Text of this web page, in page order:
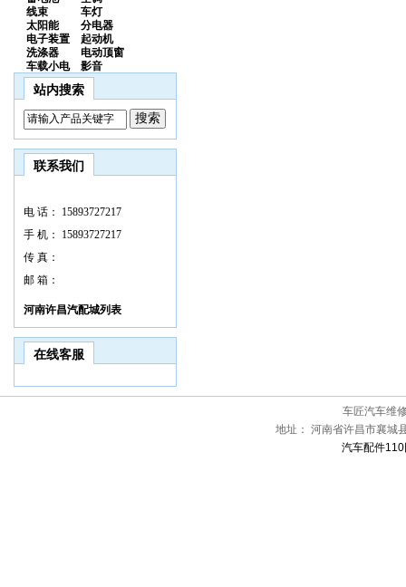
线束
车灯
太阳能
分电器
电子装置
起动机
洗涤器
电动顶窗
车载小电
影音
站内搜索
联系我们
电 话：
15893727217
手 机：
15893727217
传 真：
邮 箱：
河南许昌汽配城列表
在线客服
车匠汽车维
地址： 河南省许昌市襄城
汽车配件